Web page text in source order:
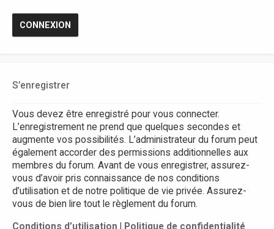
S’enregistrer
Vous devez être enregistré pour vous connecter.
L’enregistrement ne prend que quelques secondes et
augmente vos possibilités. L’administrateur du forum peut
également accorder des permissions additionnelles aux
membres du forum. Avant de vous enregistrer, assurez-
vous d’avoir pris connaissance de nos conditions
d’utilisation et de notre politique de vie privée. Assurez-
vous de bien lire tout le règlement du forum.
Conditions d’utilisation Politique de confidentialité